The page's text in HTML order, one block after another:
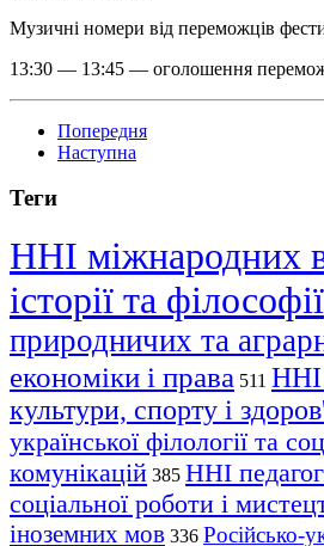
Музичні номери від переможців
13:30 — 13:45 — оголошення
Попередня
Наступна
Теги
ННІ міжнародних
історії та філософії
природничих та
економіки і права 511 ННІ
культури, спорту і
української філології та
комунікацій 385 ННІ
соціальної роботи і
іноземних мов 336 Російсько-